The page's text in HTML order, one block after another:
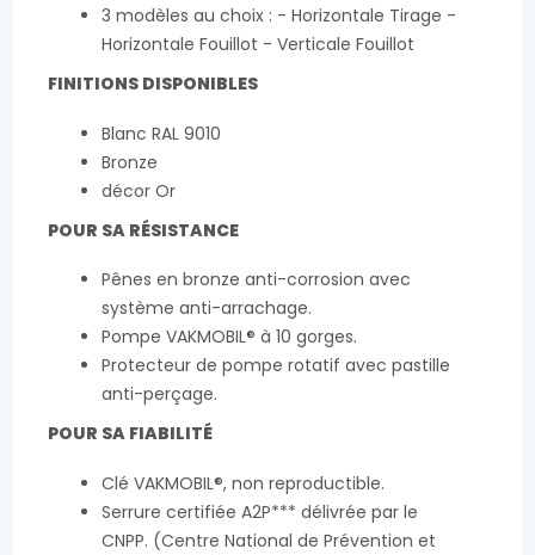
3 modèles au choix : - Horizontale Tirage -
Horizontale Fouillot - Verticale Fouillot
FINITIONS DISPONIBLES
Blanc RAL 9010
Bronze
décor Or
POUR SA RÉSISTANCE
Pênes en bronze anti-corrosion avec
système anti-arrachage.
Pompe VAKMOBIL® à 10 gorges.
Protecteur de pompe rotatif avec pastille
anti-perçage.
POUR SA FIABILITÉ
Clé VAKMOBIL®, non reproductible.
Serrure certifiée A2P*** délivrée par le
CNPP. (Centre National de Prévention et